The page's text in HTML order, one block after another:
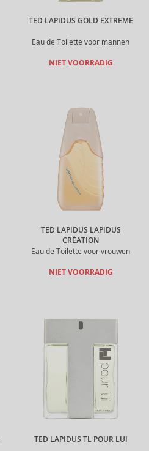
TED LAPIDUS GOLD EXTREME
Eau de Toilette voor mannen
NIET VOORRADIG
TED LAPIDUS LAPIDUS
CRÉATION
Eau de Toilette voor vrouwen
NIET VOORRADIG
TED LAPIDUS TL POUR LUI